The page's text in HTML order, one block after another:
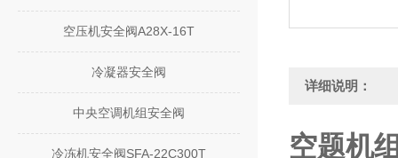
空压机安全阀A28X-16T
冷凝器安全阀
中央空调机组安全阀
冷冻机安全阀SFA-22C300T
详细说明：
空题机